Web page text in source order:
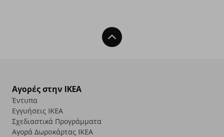
Back To Top
Αγορές στην IKEA
Έντυπα
Εγγυήσεις IKEA
Σχεδιαστικά Προγράμματα
Αγορά Δωρoκάρτας IKEA